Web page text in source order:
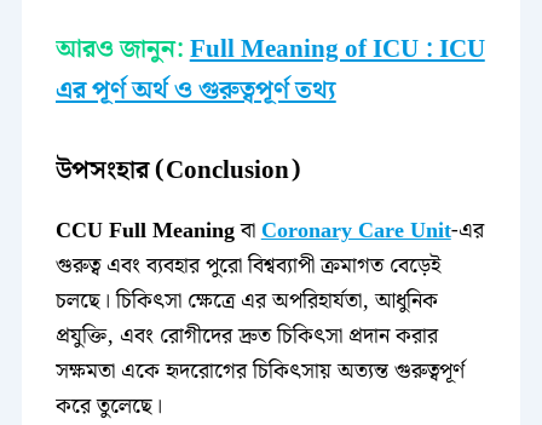
আরও জানুন:Full Meaning of ICU : ICU
এর পূর্ণ অর্থ ও গুরুত্বপূর্ণ তথ্য
উপসংহার (Conclusion)
CCU Full MeaningবাCoronary Care Unit-এর
গুরুত্ব এবং ব্যবহার পুরো বিশ্বব্যাপী ক্রমাগত বেড়েই
চলছে। চিকিৎসা ক্ষেত্রে এর অপরিহার্যতা, আধুনিক
প্রযুক্তি, এবং রোগীদের দ্রুত চিকিৎসা প্রদান করার
সক্ষমতা একে হৃদরোগের চিকিৎসায় অত্যন্ত গুরুত্বপূর্ণ
করে তুলেছে।